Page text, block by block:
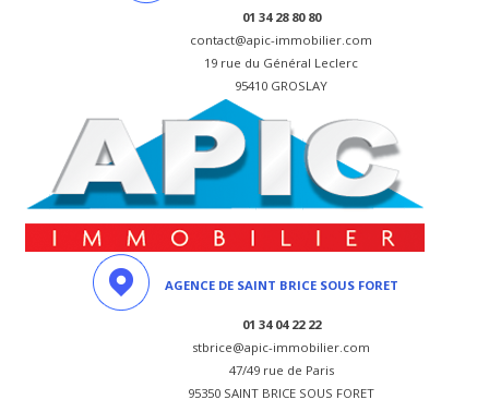
01 34 28 80 80
contact@apic-immobilier.com
19 rue du Général Leclerc
95410 GROSLAY
AGENCE DE SAINT BRICE SOUS FORET
01 34 04 22 22
stbrice@apic-immobilier.com
47/49 rue de Paris
95350 SAINT BRICE SOUS FORET